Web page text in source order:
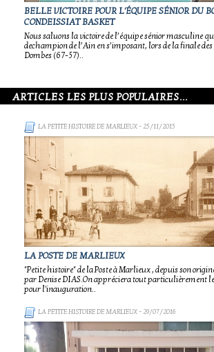
BELLE VICTOIRE POUR L'ÉQUIPE SÉNIOR DU
CONDEISSIAT BASKET
Nous saluons la victoire de l’équipe sénior masculine
dechampion de l’Ain en s’imposant, lors de la finale des
Dombes (67-57)..
ARTICLES LES PLUS POPULAIRES...
LA PETITE HISTOIRE DE MARLIEUX- 25/11/2015
LA POSTE DE MARLIEUX
"Petite histoire" de la Poste à Marlieux , depuis son
par Denise DIAS.On appréciera tout particulièrement
pour l'inauguration..
LA PETITE HISTOIRE DE MARLIEUX- 29/07/2016